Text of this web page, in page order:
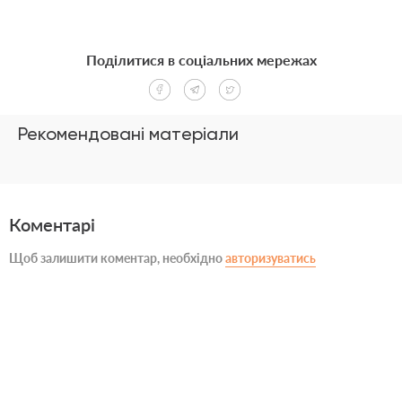
Рекомендовані матеріали
Поділитися в соціальних мережах
Коментарі
Щоб залишити коментар, необхідноавторизуватись